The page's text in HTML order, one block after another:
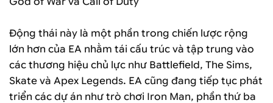
Động thái này là một phần trong chiến lược rộng
lớn hơn của EA nhằm tái cấu trúc và tập trung vào
các thương hiệu chủ lực như Battlefield, The Sims,
Skate và Apex Legends. EA cũng đang tiếp tục phát
triển các dự án như trò chơi Iron Man, phần thứ ba